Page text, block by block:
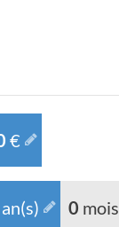
€
an(s) mois